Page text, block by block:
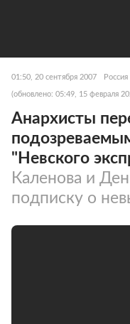
01:50, 20 сентября 2007 Россия
(обновлено: 05:49, 15 февраля
Анархисты
"Невского
Каленова и
подписку о